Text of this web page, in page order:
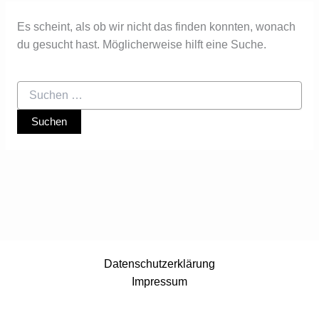
Es scheint, als ob wir nicht das finden konnten, wonach
du gesucht hast. Möglicherweise hilft eine Suche.
Datenschutzerklärung
Impressum